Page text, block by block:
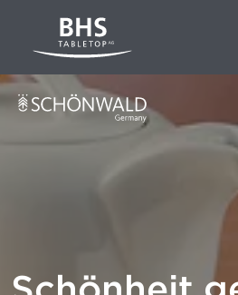
Zum Hauptinhalt